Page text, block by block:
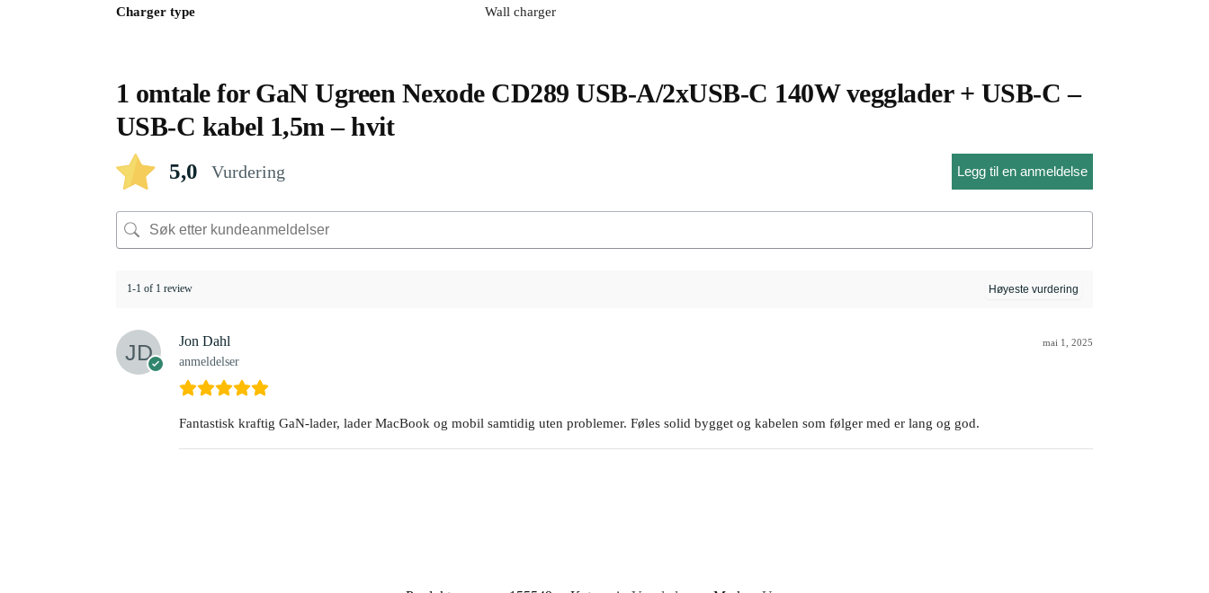
Charger type Wall charger
1 omtale for GaN Ugreen Nexode CD289 USB-A/2xUSB-C 140W vegglader + USB-C –
USB-C kabel 1,5m – hvit
5,0 Vurdering Legg til en anmeldelse
1-1 of 1 review
Jon Dahl
anmeldelser
mai 1, 2025
Fantastisk kraftig GaN-lader, lader MacBook og mobil samtidig uten problemer. Føles solid bygget og kabelen som følger med er lang og god.